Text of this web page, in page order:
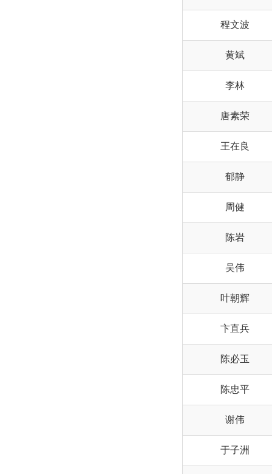
程文波
黄斌
李林
唐素荣
王在良
郁静
周健
陈岩
吴伟
叶朝辉
卞直兵
陈必玉
陈忠平
谢伟
于子洲